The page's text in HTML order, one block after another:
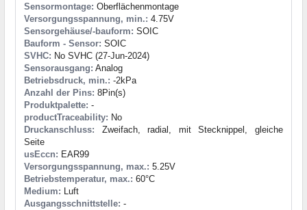
Sensormontage: Oberflächenmontage
Versorgungsspannung, min.: 4.75V
Sensorgehäuse/-bauform: SOIC
Bauform - Sensor: SOIC
SVHC: No SVHC (27-Jun-2024)
Sensorausgang: Analog
Betriebsdruck, min.: -2kPa
Anzahl der Pins: 8Pin(s)
Produktpalette: -
productTraceability: No
Druckanschluss: Zweifach, radial, mit Stecknippel, gleiche
Seite
usEccn: EAR99
Versorgungsspannung, max.: 5.25V
Betriebstemperatur, max.: 60°C
Medium: Luft
Ausgangsschnittstelle: -